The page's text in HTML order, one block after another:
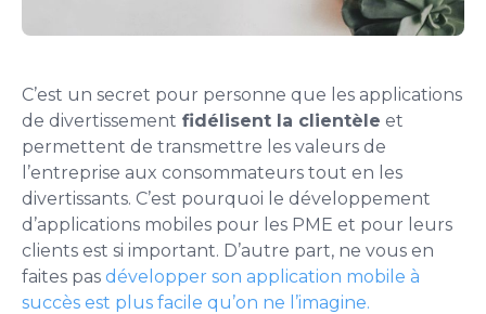
C’est un secret pour personne que les applications
de divertissement fidélisent la clientèle et
permettent de transmettre les valeurs de
l’entreprise aux consommateurs tout en les
divertissants. C’est pourquoi le développement
d’applications mobiles pour les PME et pour leurs
clients est si important. D’autre part, ne vous en
faites pas développer son application mobile à
succès est plus facile qu’on ne l’imagine.